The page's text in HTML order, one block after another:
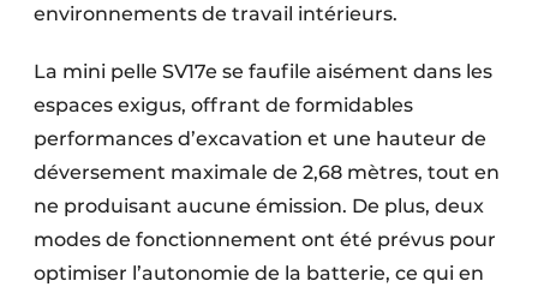
environnements de travail intérieurs.
La mini pelle SV17e se faufile aisément dans les
espaces exigus, offrant de formidables
performances d’excavation et une hauteur de
déversement maximale de 2,68 mètres, tout en
ne produisant aucune émission. De plus, deux
modes de fonctionnement ont été prévus pour
optimiser l’autonomie de la batterie, ce qui en